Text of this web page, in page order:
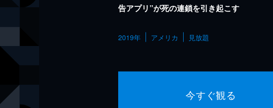
告アプリ”が死の連鎖を引き起こす
2019年 アメリカ 見放題
今すぐ観る